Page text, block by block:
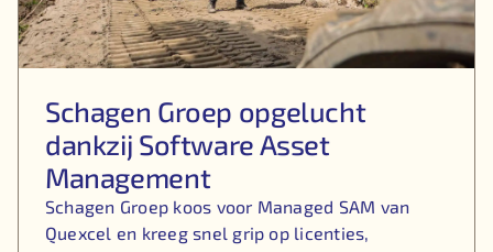
Schagen Groep opgelucht
dankzij Software Asset
Management
Schagen Groep koos voor Managed SAM van
Quexcel en kreeg snel grip op licenties,